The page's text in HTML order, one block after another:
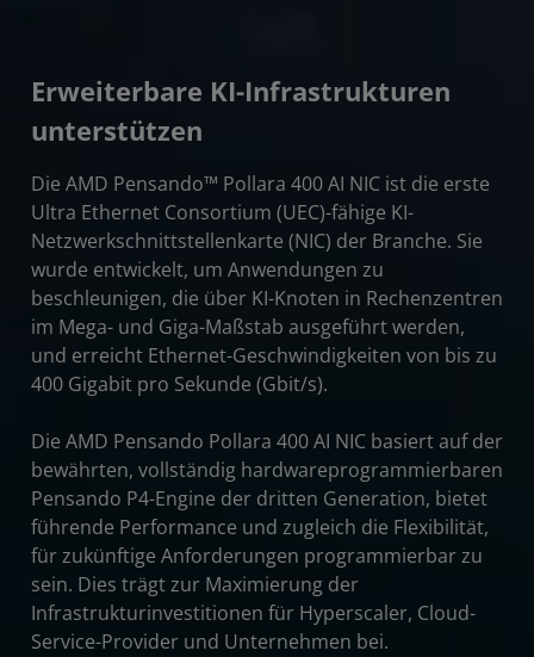
Spezifikation
Kontakt
Erweiterbare KI-Infrastrukturen
unterstützen
Die AMD Pensando™ Pollara 400 AI NIC ist die erste
Ultra Ethernet Consortium (UEC)-fähige KI-
Netzwerkschnittstellenkarte (NIC) der Branche. Sie
wurde entwickelt, um Anwendungen zu
beschleunigen, die über KI-Knoten in Rechenzentren
im Mega- und Giga-Maßstab ausgeführt werden,
und erreicht Ethernet-Geschwindigkeiten von bis zu
400 Gigabit pro Sekunde (Gbit/s).
Die AMD Pensando Pollara 400 AI NIC basiert auf der
bewährten, vollständig hardwareprogrammierbaren
Pensando P4-Engine der dritten Generation, bietet
führende Performance und zugleich die Flexibilität,
für zukünftige Anforderungen programmierbar zu
sein. Dies trägt zur Maximierung der
Infrastrukturinvestitionen für Hyperscaler, Cloud-
Service-Provider und Unternehmen bei.